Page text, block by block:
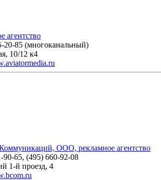
агентство
20-85 (многоканальный)
10/12 к4
ООО, рекламное агентство
90-65, (495) 660-92-08
1-й проезд, 4